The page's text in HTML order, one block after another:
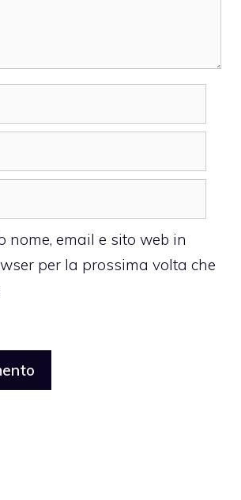
nome, email e sito web in
per la prossima volta che